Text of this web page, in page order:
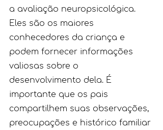
a avaliação neuropsicológica.
Eles são os maiores
conhecedores da criança e
podem fornecer informações
valiosas sobre o
desenvolvimento dela. É
importante que os pais
compartilhem suas observações,
preocupações e histórico familiar